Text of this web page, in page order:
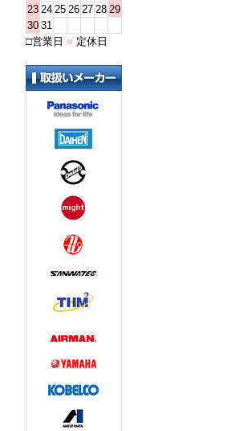
23 24 25 26 27 28 29
30 31
□営業日 ■ 定休日